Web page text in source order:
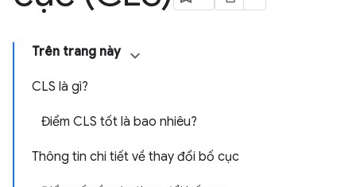
Trên trang này
CLS là gì?
Điểm CLS tốt là bao nhiêu?
Thông tin chi tiết về thay đổi bố cục